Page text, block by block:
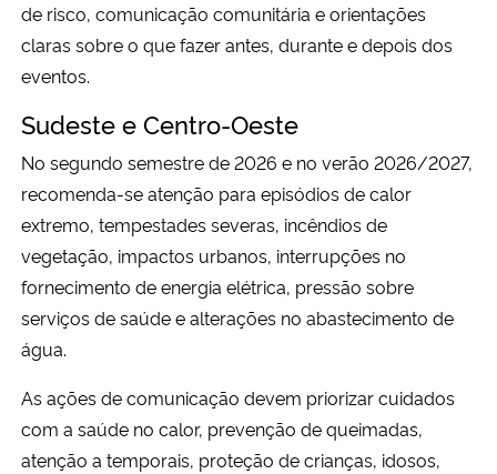
de risco, comunicação comunitária e orientações
claras sobre o que fazer antes, durante e depois dos
eventos.
Sudeste e Centro-Oeste
No segundo semestre de 2026 e no verão 2026/2027,
recomenda-se atenção para episódios de calor
extremo, tempestades severas, incêndios de
vegetação, impactos urbanos, interrupções no
fornecimento de energia elétrica, pressão sobre
serviços de saúde e alterações no abastecimento de
água.
As ações de comunicação devem priorizar cuidados
com a saúde no calor, prevenção de queimadas,
atenção a temporais, proteção de crianças, idosos,